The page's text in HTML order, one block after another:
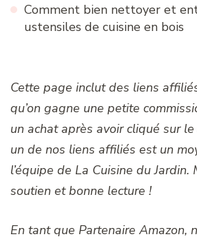
Comment bien nettoyer et
ustensiles de cuisine en bois
Cette page inclut des liens
qu’on gagne une petite
un achat après avoir cliqué sur
un de nos liens affiliés est un
l’équipe de La Cuisine du Jardin.
soutien et bonne lecture !
En tant que Partenaire Amazon,